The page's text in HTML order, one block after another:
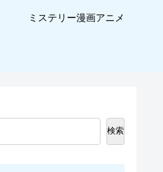
ミステリー漫画アニメ
検索